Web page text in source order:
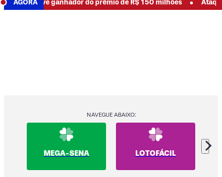
AGORA
houve ganhador do prêmio de R$ 150 milhões Ataque a
NAVEGUE ABAIXO:
MEGA-SENA LOTOFÁCIL